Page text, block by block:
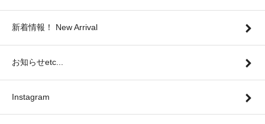
新着情報！ New Arrival
お知らせetc...
Instagram